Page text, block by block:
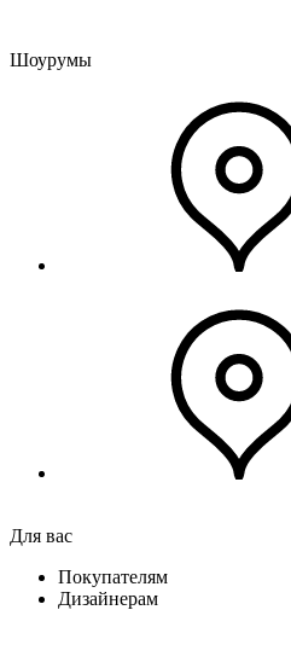
Шоурумы
Для вас
Покупателям
Дизайнерам